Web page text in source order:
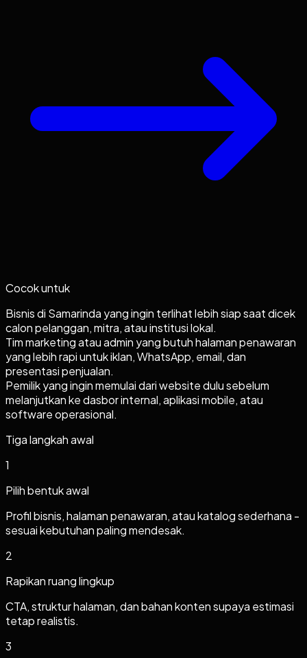
Cocok untuk
Bisnis di Samarinda yang ingin terlihat lebih siap saat dicek
calon pelanggan, mitra, atau institusi lokal.
Tim marketing atau admin yang butuh halaman penawaran
yang lebih rapi untuk iklan, WhatsApp, email, dan
presentasi penjualan.
Pemilik yang ingin memulai dari website dulu sebelum
melanjutkan ke dasbor internal, aplikasi mobile, atau
software operasional.
Tiga langkah awal
1
Pilih bentuk awal
Profil bisnis, halaman penawaran, atau katalog sederhana -
sesuai kebutuhan paling mendesak.
2
Rapikan ruang lingkup
CTA, struktur halaman, dan bahan konten supaya estimasi
tetap realistis.
3